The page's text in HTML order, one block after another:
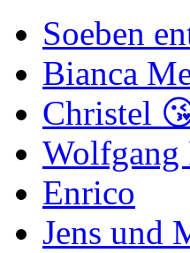
Soeben
Bianca
Christel
Wolfgang
Enrico
Jens und